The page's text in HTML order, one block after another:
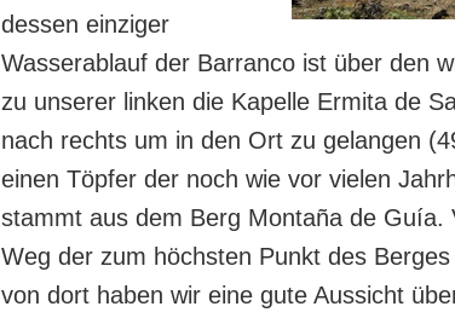
dessen einziger
Wasserablauf der Barranco ist über den
zu unserer linken die Kapelle Ermita de
nach rechts um in den Ort zu gelangen
einen Töpfer der noch wie vor vielen
stammt aus dem Berg Montaña de Guía.
Weg der zum höchsten Punkt des
von dort haben wir eine gute Aussicht